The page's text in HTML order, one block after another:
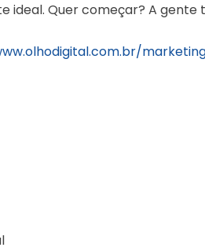
ideal. Quer começar? A gente